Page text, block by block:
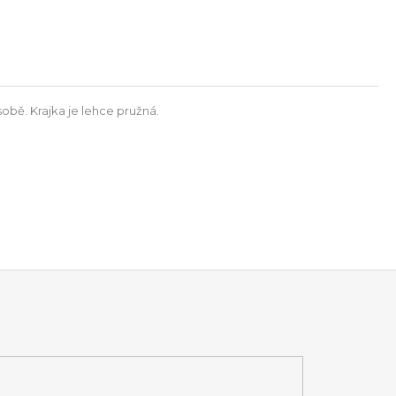
Krajka je lehce pružná.